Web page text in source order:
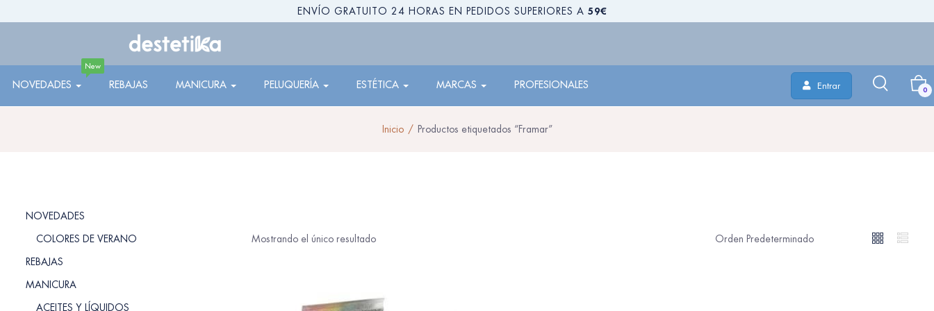
ENVÍO GRATUITO 24 HORAS EN PEDIDOS SUPERIORES A 59€
NOVEDADES
New
REBAJAS MANICURA PELUQUERÍA ESTÉTICA MARCAS PROFESIONALES Entrar 0
Inicio Productos etiquetados “Framar”
NOVEDADES
COLORES DE VERANO
REBAJAS
MANICURA
ACEITES Y LÍQUIDOS
Mostrando el único resultado